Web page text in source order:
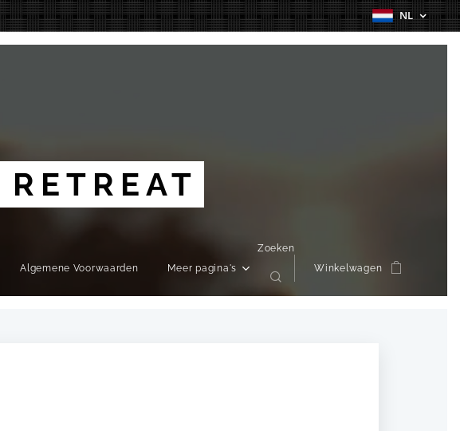
NL
Algemene Voorwaarden Meer pagina's
Zoeken
Winkelwagen